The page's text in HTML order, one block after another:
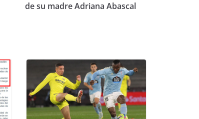
de su madre Adriana Abascal